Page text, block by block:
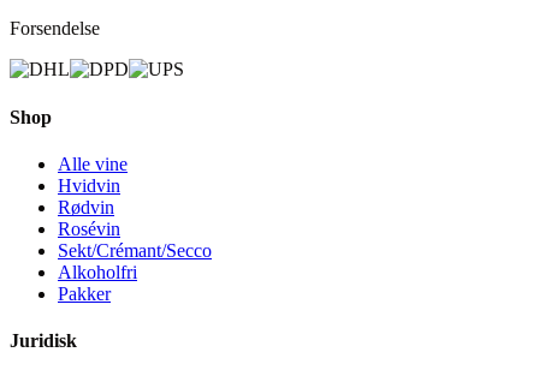
Forsendelse
Shop
Alle vine
Hvidvin
Rødvin
Rosévin
Sekt/Crémant/Secco
Alkoholfri
Pakker
Juridisk